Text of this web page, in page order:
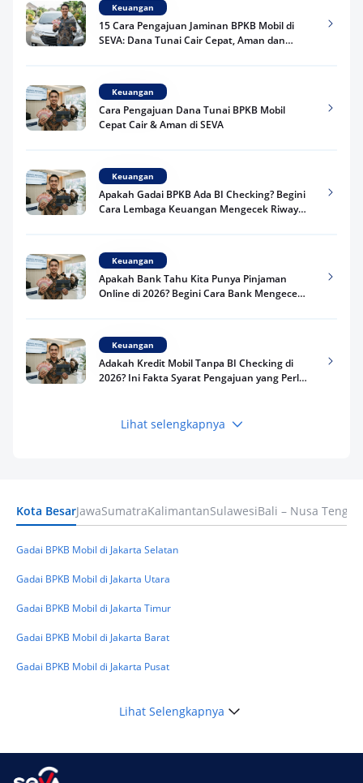
Keuangan
15 Cara Pengajuan Jaminan BPKB Mobil di
SEVA: Dana Tunai Cair Cepat, Aman dan
Keuangan
Cara Pengajuan Dana Tunai BPKB Mobil
Cepat Cair & Aman di SEVA
Keuangan
Apakah Gadai BPKB Ada BI Checking? Begini
Cara Lembaga Keuangan Mengecek Riwayat
Keuangan
Apakah Bank Tahu Kita Punya Pinjaman
Online di 2026? Begini Cara Bank Mengecek
Keuangan
Adakah Kredit Mobil Tanpa BI Checking di
2026? Ini Fakta Syarat Pengajuan yang Perlu
Keuangan
Keuangan
Masuk BI Checking? Simak Peraturan
Lihat selengkapnya
Kota BesarJawaSumatraKalimantanSulawesiBali – Nusa
Gadai BPKB Mobil di Jakarta Selatan
Gadai BPKB Mobil di Jakarta Utara
Gadai BPKB Mobil di Jakarta Timur
Gadai BPKB Mobil di Jakarta Barat
Gadai BPKB Mobil di Jakarta Pusat
Lihat Selengkapnya